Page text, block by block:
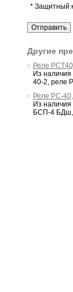
* Защитный
Другие
Реле
Из
40-2, реле
Реле РС-
Из
БСП-4 БДш,